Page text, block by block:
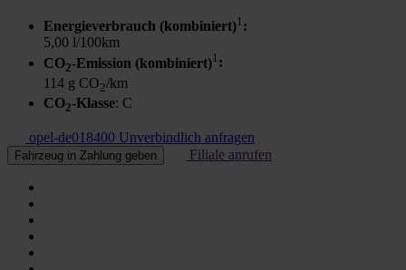
Energieverbrauch (kombiniert)1 :
5,00 l/100km
CO2-Emission (kombiniert)1 :
114 g CO2/km
CO2-Klasse: C
opel-de018400 Unverbindlich anfragen
Fahrzeug in Zahlung geben Filiale anrufen